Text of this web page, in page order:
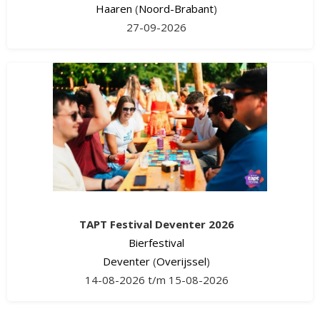
Haaren (Noord-Brabant)
27-09-2026
TAPT Festival Deventer 2026
Bierfestival
Deventer (Overijssel)
14-08-2026 t/m 15-08-2026